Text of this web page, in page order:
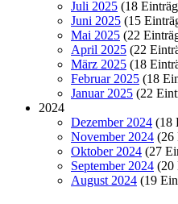
Juli 2025 (18
Juni 2025 (15
Mai 2025 (22
April 2025 (22
März 2025 (18
Februar 2025 (18
Januar 2025 (22
2024
Dezember 2024 (18
November 2024 (26
Oktober 2024 (27
September 2024 (20
August 2024 (19